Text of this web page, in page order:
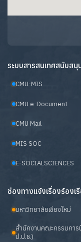
ระบบสารสนเทศสนับส
CMU-MIS
CMU e-Document
CMU Mail
MIS SOC
E-SOCIALSCIENCES
ช่องทางแจ้งเรื่องร้องเ
มหาวิทยาลัยเชียงใหม่
สำนักงานคณะกรรมการ
ป.ป.ช.)